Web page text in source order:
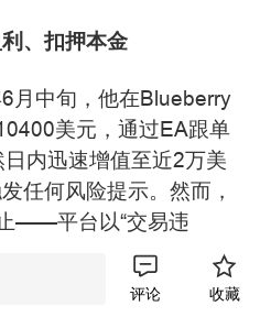
、扣押本金
月中旬，他在Blueberry
美元，通过EA跟单
内迅速增值至近2万美
任何风险提示。然而，
——平台以“交易违
结其账户，后台登录功
评论 收藏